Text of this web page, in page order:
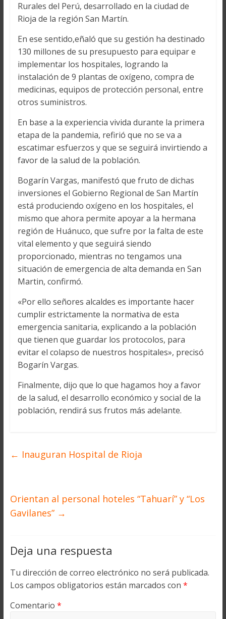
Rurales del Perú, desarrollado en la ciudad de
Rioja de la región San Martín.
En ese sentido,eñaló que su gestión ha destinado
130 millones de su presupuesto para equipar e
implementar los hospitales, logrando la
instalación de 9 plantas de oxígeno, compra de
medicinas, equipos de protección personal, entre
otros suministros.
En base a la experiencia vivida durante la primera
etapa de la pandemia, refirió que no se va a
escatimar esfuerzos y que se seguirá invirtiendo a
favor de la salud de la población.
Bogarín Vargas, manifestó que fruto de dichas
inversiones el Gobierno Regional de San Martín
está produciendo oxígeno en los hospitales, el
mismo que ahora permite apoyar a la hermana
región de Huánuco, que sufre por la falta de este
vital elemento y que seguirá siendo
proporcionado, mientras no tengamos una
situación de emergencia de alta demanda en San
Martin, confirmó.
«Por ello señores alcaldes es importante hacer
cumplir estrictamente la normativa de esta
emergencia sanitaria, explicando a la población
que tienen que guardar los protocolos, para
evitar el colapso de nuestros hospitales», precisó
Bogarín Vargas.
Finalmente, dijo que lo que hagamos hoy a favor
de la salud, el desarrollo económico y social de la
población, rendirá sus frutos más adelante.
← Inauguran Hospital de Rioja
Orientan al personal hoteles “Tahuarí” y “Los
Gavilanes” →
Deja una respuesta
Tu dirección de correo electrónico no será publicada.
Los campos obligatorios están marcados con *
Comentario *